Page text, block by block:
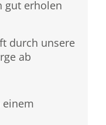
gut erholen
durch unsere
ab